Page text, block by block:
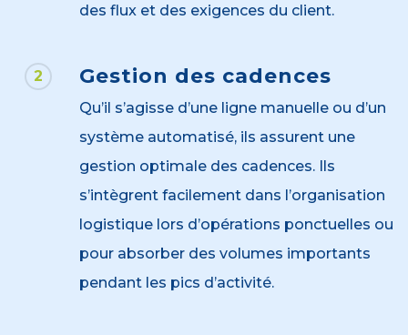
des flux et des exigences du client.
2 Gestion des cadences
Qu’il s’agisse d’une ligne manuelle ou d’un
système automatisé, ils assurent une
gestion optimale des cadences. Ils
s’intègrent facilement dans l’organisation
logistique lors d’opérations ponctuelles ou
pour absorber des volumes importants
pendant les pics d’activité.